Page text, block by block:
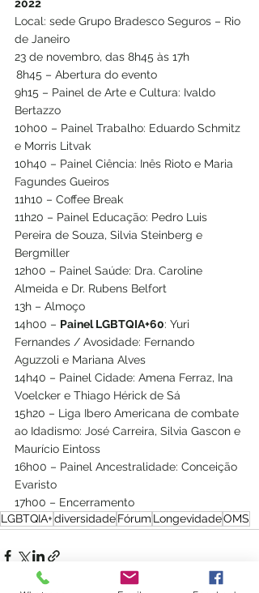
2022
Local: sede Grupo Bradesco Seguros – Rio
de Janeiro
23 de novembro, das 8h45 às 17h
8h45 – Abertura do evento
9h15 – Painel de Arte e Cultura: Ivaldo
Bertazzo
10h00 – Painel Trabalho: Eduardo Schmitz
e Morris Litvak
10h40 – Painel Ciência: Inês Rioto e Maria
Fagundes Gueiros
11h10 – Coffee Break
11h20 – Painel Educação: Pedro Luis
Pereira de Souza, Silvia Steinberg e
Bergmiller
12h00 – Painel Saúde: Dra. Caroline
Almeida e Dr. Rubens Belfort
13h – Almoço
14h00 – Painel LGBTQIA+60: Yuri
Fernandes / Avosidade: Fernando
Aguzzoli e Mariana Alves
14h40 – Painel Cidade: Amena Ferraz, Ina
Voelcker e Thiago Hérick de Sá
15h20 – Liga Ibero Americana de combate
ao Idadismo: José Carreira, Silvia Gascon e
Maurício Eintoss
16h00 – Painel Ancestralidade: Conceição
Evaristo
17h00 – Encerramento
LGBTQIA+diversidadeFórum LongevidadeOMS